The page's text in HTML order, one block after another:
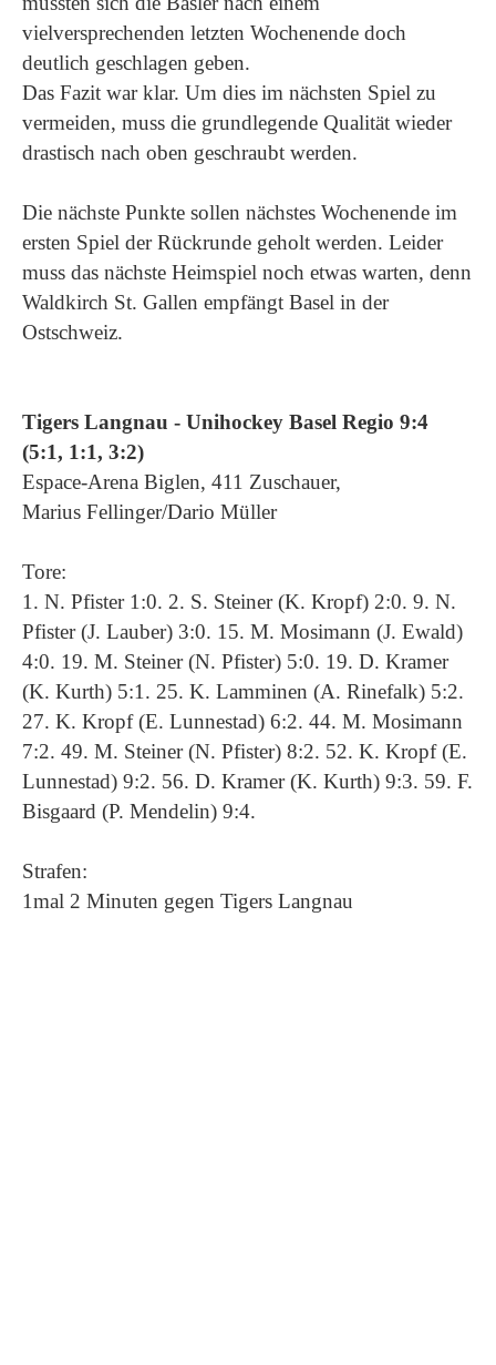
vielversprechenden letzten Wochenende doch
deutlich geschlagen geben.
Das Fazit war klar. Um dies im nächsten Spiel zu
vermeiden, muss die grundlegende Qualität wieder
drastisch nach oben geschraubt werden.
Die nächste Punkte sollen nächstes Wochenende im
ersten Spiel der Rückrunde geholt werden. Leider
muss das nächste Heimspiel noch etwas warten, denn
Waldkirch St. Gallen empfängt Basel in der
Ostschweiz.
Tigers Langnau - Unihockey Basel Regio 9:4
(5:1, 1:1, 3:2)
Espace-Arena Biglen, 411 Zuschauer,
Marius Fellinger/Dario Müller
Tore:
1. N. Pfister 1:0. 2. S. Steiner (K. Kropf) 2:0. 9. N.
Pfister (J. Lauber) 3:0. 15. M. Mosimann (J. Ewald)
4:0. 19. M. Steiner (N. Pfister) 5:0. 19. D. Kramer
(K. Kurth) 5:1. 25. K. Lamminen (A. Rinefalk) 5:2.
27. K. Kropf (E. Lunnestad) 6:2. 44. M. Mosimann
7:2. 49. M. Steiner (N. Pfister) 8:2. 52. K. Kropf (E.
Lunnestad) 9:2. 56. D. Kramer (K. Kurth) 9:3. 59. F.
Bisgaard (P. Mendelin) 9:4.
Strafen:
1mal 2 Minuten gegen Tigers Langnau